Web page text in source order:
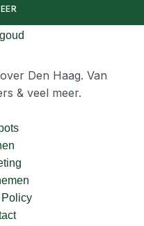
Den Haag. Van
& veel meer.
Policy